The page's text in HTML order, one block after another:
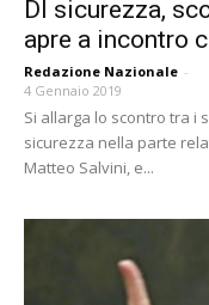
Dl sicurezza,
apre a incontro
Redazione Nazionale -
4 Gennaio 2019
Si allarga lo scontro tra i
sicurezza nella parte
Matteo Salvini, e...